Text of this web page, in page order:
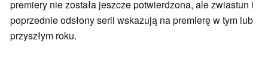
premiery nie została jeszcze potwierdzona, ale zwiastun i
poprzednie odsłony serii wskazują na premierę w tym lub
przyszłym roku.